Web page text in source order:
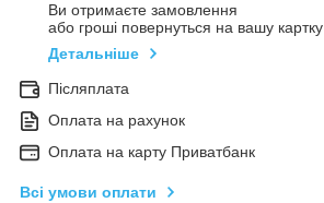
Ви отримаєте замовлення
або гроші повернуться на вашу картку
Детальніше
Післяплата
Оплата на рахунок
Оплата на карту Приватбанк
Всі умови оплати